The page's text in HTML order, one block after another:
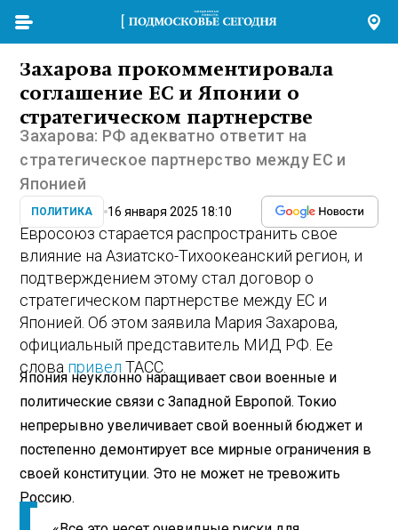
Захарова прокомментировала
соглашение ЕС и Японии о
стратегическом партнерстве
Захарова: РФ адекватно ответит на
стратегическое партнерство между ЕС и
Японией
ПОЛИТИКА 16 января 2025 18:10
Евросоюз старается распространить свое
влияние на Азиатско-Тихоокеанский регион, и
подтверждением этому стал договор о
стратегическом партнерстве между ЕС и
Японией. Об этом заявила Мария Захарова,
официальный представитель МИД РФ. Ее
слова привел ТАСС.
Япония неуклонно наращивает свои военные и
политические связи с Западной Европой. Токио
непрерывно увеличивает свой военный бюджет и
постепенно демонтирует все мирные ограничения в
своей конституции. Это не может не тревожить
Россию.